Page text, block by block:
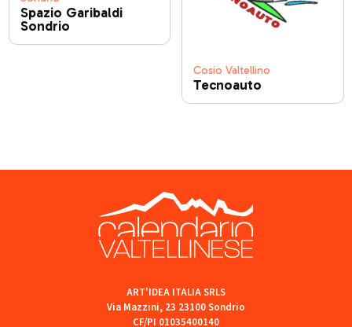
Spazio Garibaldi
Sondrio
Cosio Valtellino
Tecnoauto
ART'IDEA ITALIA SRLS
Via Mazzini, 23 23100 Sondrio
CF/PI 01035400140